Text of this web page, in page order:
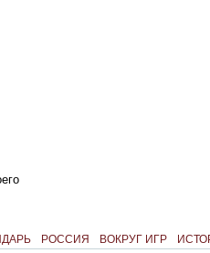
РОССИЯ ВОКРУГ ИГР